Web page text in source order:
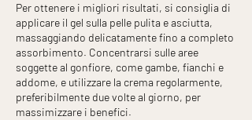
Per ottenere i migliori risultati, si consiglia di
applicare il gel sulla pelle pulita e asciutta,
massaggiando delicatamente fino a completo
assorbimento. Concentrarsi sulle aree
soggette al gonfiore, come gambe, fianchi e
addome, e utilizzare la crema regolarmente,
preferibilmente due volte al giorno, per
massimizzare i benefici.